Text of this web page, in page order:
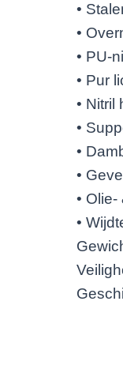
•
•
• PU-
• Pur
• Nitril
•
•
•
•
•